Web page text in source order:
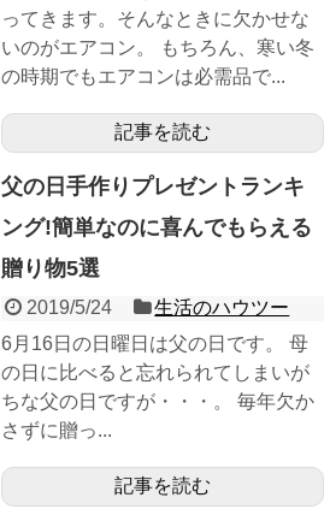
ってきます。そんなときに欠かせな
いのがエアコン。 もちろん、寒い冬
の時期でもエアコンは必需品で...
記事を読む
父の日手作りプレゼントランキ
ング!簡単なのに喜んでもらえる
贈り物5選
2019/5/24
生活のハウツー
6月16日の日曜日は父の日です。 母
の日に比べると忘れられてしまいが
ちな父の日ですが・・・。 毎年欠か
さずに贈っ...
記事を読む